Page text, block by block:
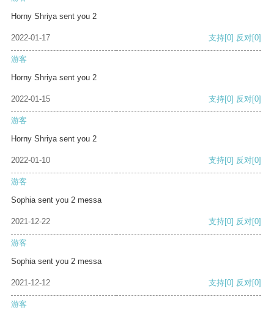
Horny Shriya sent you 2
2022-01-17 支持[0] 反对[0]
游客
Horny Shriya sent you 2
2022-01-15 支持[0] 反对[0]
游客
Horny Shriya sent you 2
2022-01-10 支持[0] 反对[0]
游客
Sophia sent you 2 messa
2021-12-22 支持[0] 反对[0]
游客
Sophia sent you 2 messa
2021-12-12 支持[0] 反对[0]
游客